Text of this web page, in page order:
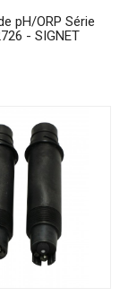
pH/ORP Série
- SIGNET